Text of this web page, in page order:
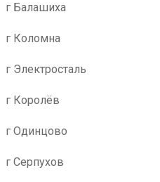
г Балашиха
г Коломна
г Электросталь
г Королёв
г Одинцово
г Серпухов